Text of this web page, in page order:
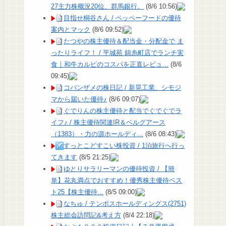
27主力株概況20位、群馬銀行。
(8/6 10:56)
目指せ桐谷さん / ペッペーフードの優待
案内とマック (8/6 09:52)
たつやの株主優待＆配当金・分配金で ま
ったりライフ！ / 平城苑 錦糸町店でランチ実
食｜和牛カルビのコスパを正直レビュ...
(8/6
09:45)
コバンザメの株日記 / 新晃工業、シモジ
マから届いた優待♪ (8/6 09:07)
ぐでりんの株主優待と配当でぐでぐでラ
イフ♪ / 株主優待関連IR＆ベルグアース
（1383）・力の源ホールディ...
(8/6 08:43)
すっとこどすこい株投資 / 1泊旅行へ行っ
てきます (8/5 21:25)
ゆとりサラリーマンの優待投資 / 【簡
単】花丸満点でおすすめ！優秀株主優待ベス
ト25【株主優待...
(8/5 09:00)
なちゅ / テンポスホールディングス(2751)
株主総会訪問記&考え方 (8/4 22:18)